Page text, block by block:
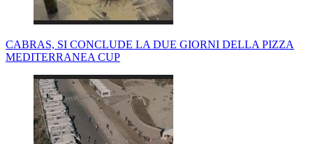
CABRAS, SI CONCLUDE LA DUE GIORNI DELLA PIZZA
MEDITERRANEA CUP